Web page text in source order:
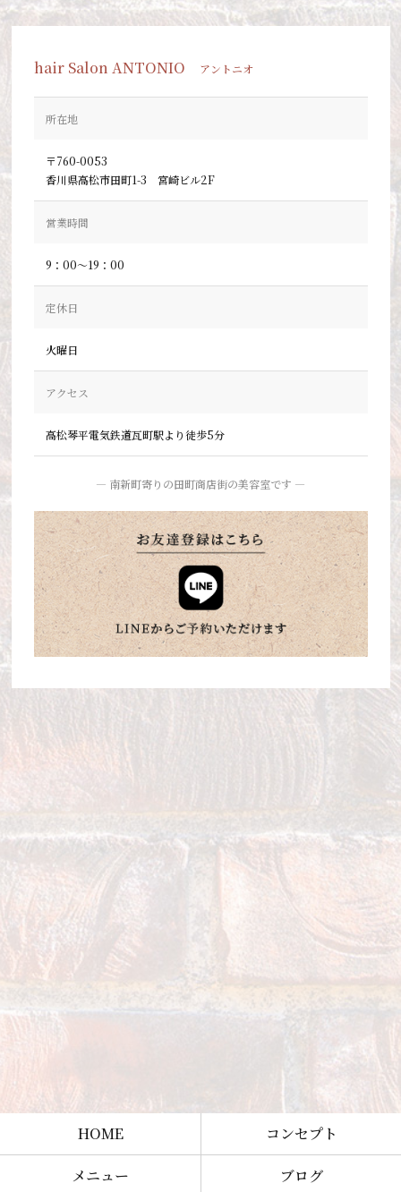
hair Salon ANTONIO アントニオ
所在地
〒760-0053
香川県高松市田町1-3 宮崎ビル2F
営業時間
9：00～19：00
定休日
火曜日
アクセス
高松琴平電気鉄道瓦町駅より徒歩5分
― 南新町寄りの田町商店街の美容室です ―
HOME コンセプト
メニュー ブログ